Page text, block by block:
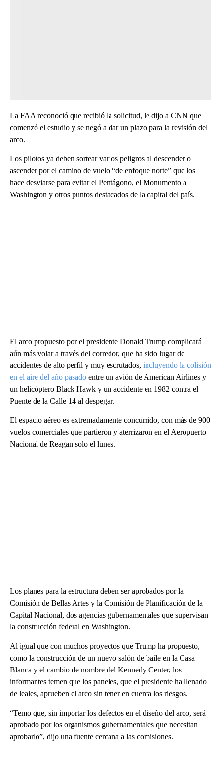
La FAA reconoció que recibió la solicitud, le dijo a CNN que
comenzó el estudio y se negó a dar un plazo para la revisión del
arco.
Los pilotos ya deben sortear varios peligros al descender o
ascender por el camino de vuelo “de enfoque norte” que los
hace desviarse para evitar el Pentágono, el Monumento a
Washington y otros puntos destacados de la capital del país.
El arco propuesto por el presidente Donald Trump complicará
aún más volar a través del corredor, que ha sido lugar de
accidentes de alto perfil y muy escrutados, incluyendo la colisión
en el aire del año pasado entre un avión de American Airlines y
un helicóptero Black Hawk y un accidente en 1982 contra el
Puente de la Calle 14 al despegar.
El espacio aéreo es extremadamente concurrido, con más de 900
vuelos comerciales que partieron y aterrizaron en el Aeropuerto
Nacional de Reagan solo el lunes.
Los planes para la estructura deben ser aprobados por la
Comisión de Bellas Artes y la Comisión de Planificación de la
Capital Nacional, dos agencias gubernamentales que supervisan
la construcción federal en Washington.
Al igual que con muchos proyectos que Trump ha propuesto,
como la construcción de un nuevo salón de baile en la Casa
Blanca y el cambio de nombre del Kennedy Center, los
informantes temen que los paneles, que el presidente ha llenado
de leales, aprueben el arco sin tener en cuenta los riesgos.
“Temo que, sin importar los defectos en el diseño del arco, será
aprobado por los organismos gubernamentales que necesitan
aprobarlo”, dijo una fuente cercana a las comisiones.